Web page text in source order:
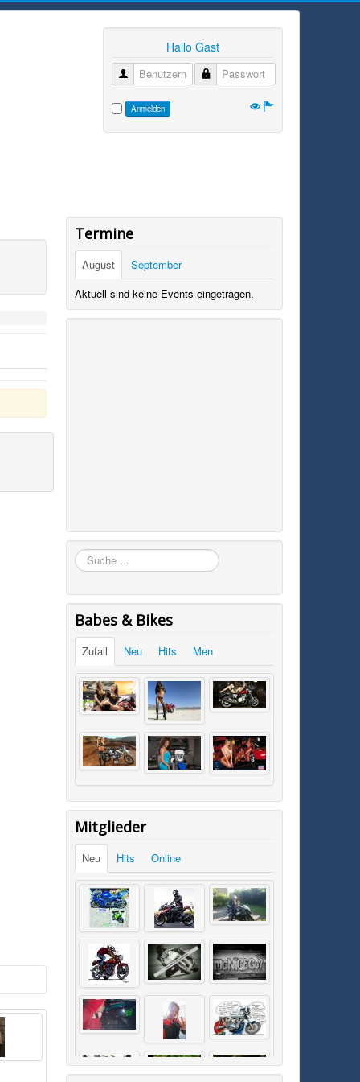
Hallo Gast
Benutzername
Passwort
Anmelden
Termine
August
September
Aktuell sind keine Events eingetragen.
Suchen
Babes & Bikes
Zufall Neu Hits Men
Mitglieder
Neu Hits Online